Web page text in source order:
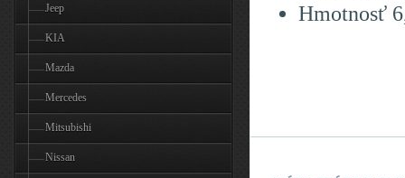
Hmotnosť
Jeep
KIA
Mazda
Mercedes
Mitsubishi
Nissan